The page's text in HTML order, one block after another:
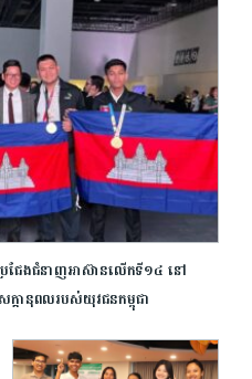
រជែងជំនាញអាស៊ានលើកទី១៤ នៅ
តានុពលរបស់យុវជន​កម្ពុជា